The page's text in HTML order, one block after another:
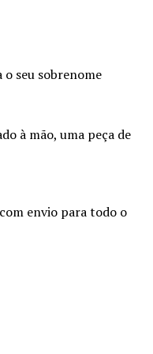
o seu sobrenome
à mão, uma peça de
envio para todo o